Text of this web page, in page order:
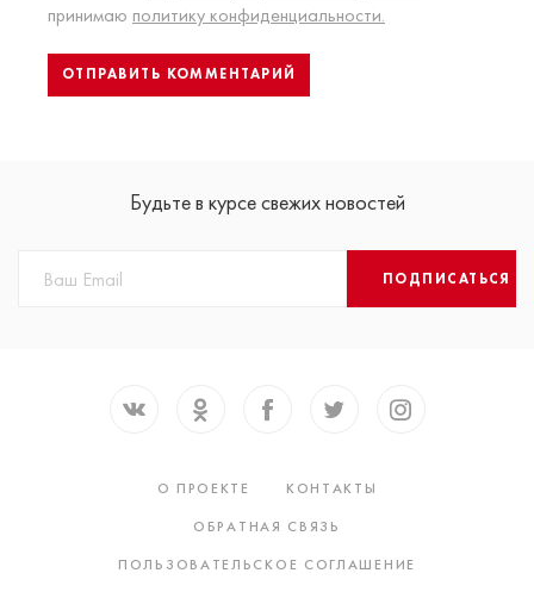
принимаю политику конфиденциальности.
Будьте в курсе свежих новостей
ПОДПИСАТЬСЯ
О ПРОЕКТЕ
КОНТАКТЫ
ОБРАТНАЯ СВЯЗЬ
ПОЛЬЗОВАТЕЛЬСКОЕ СОГЛАШЕНИЕ